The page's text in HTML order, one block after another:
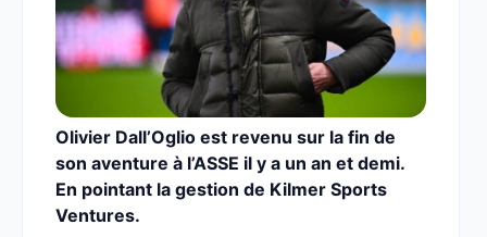
Olivier Dall’Oglio est revenu sur la fin de
son aventure à l’ASSE il y a un an et demi.
En pointant la gestion de Kilmer Sports
Ventures.